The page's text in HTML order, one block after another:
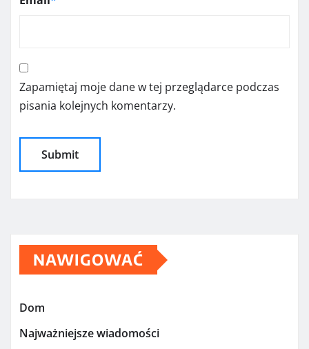
Zapamiętaj moje dane w tej przeglądarce podczas
pisania kolejnych komentarzy.
NAWIGOWAĆ
Dom
Najważniejsze wiadomości